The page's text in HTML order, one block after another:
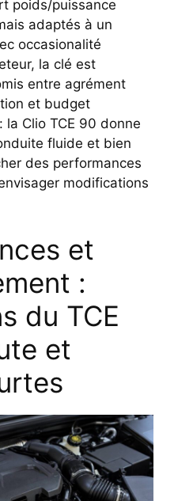
poids/puissance
adaptés à un
occasionalité
la clé est
entre agrément
et budget
la Clio TCE 90 donne
fluide et bien
des performances
modifications
et
:
du TCE
et